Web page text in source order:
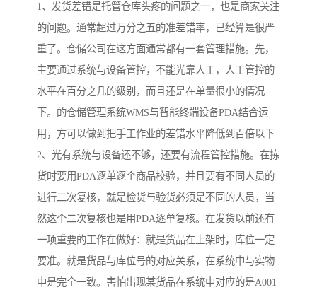
1、发货差错是托管仓库头疼的问题之一，也是商家关注
的问题。通常超过万分之五的准差错率，已经算是很严
重了。仓储公司在这方面通常都有一套管理措施。先，
主要通过系统与设备管控，不能光靠人工，人工管控的
水平在百分之几的级别，而且还是在单量很小的情况
下。的仓储管理系统WMS与智能终端设备PDA结合运
用，方可以做到把手工作业的差错水平降低到百倍以下
2、光有系统与设备还不够，还要有流程管控措施。在拣
货时要用PDA逐单逐个商品校验，并且要有不同人员的
进行二次复核，就是检货与验货必须是不同的人员，当
然这个二次复核也是用PDA逐单复核。在发货以前还有
一项重要的工作在做好：就是货品在上架时，库位一定
要准。就是货品与库位号的对应关系，在系统中与实物
中是完全一致。害怕出现某货品在系统中对应的是A001